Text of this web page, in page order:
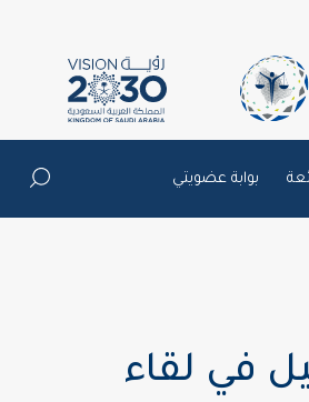
بوابة عضويتي
في لقاء